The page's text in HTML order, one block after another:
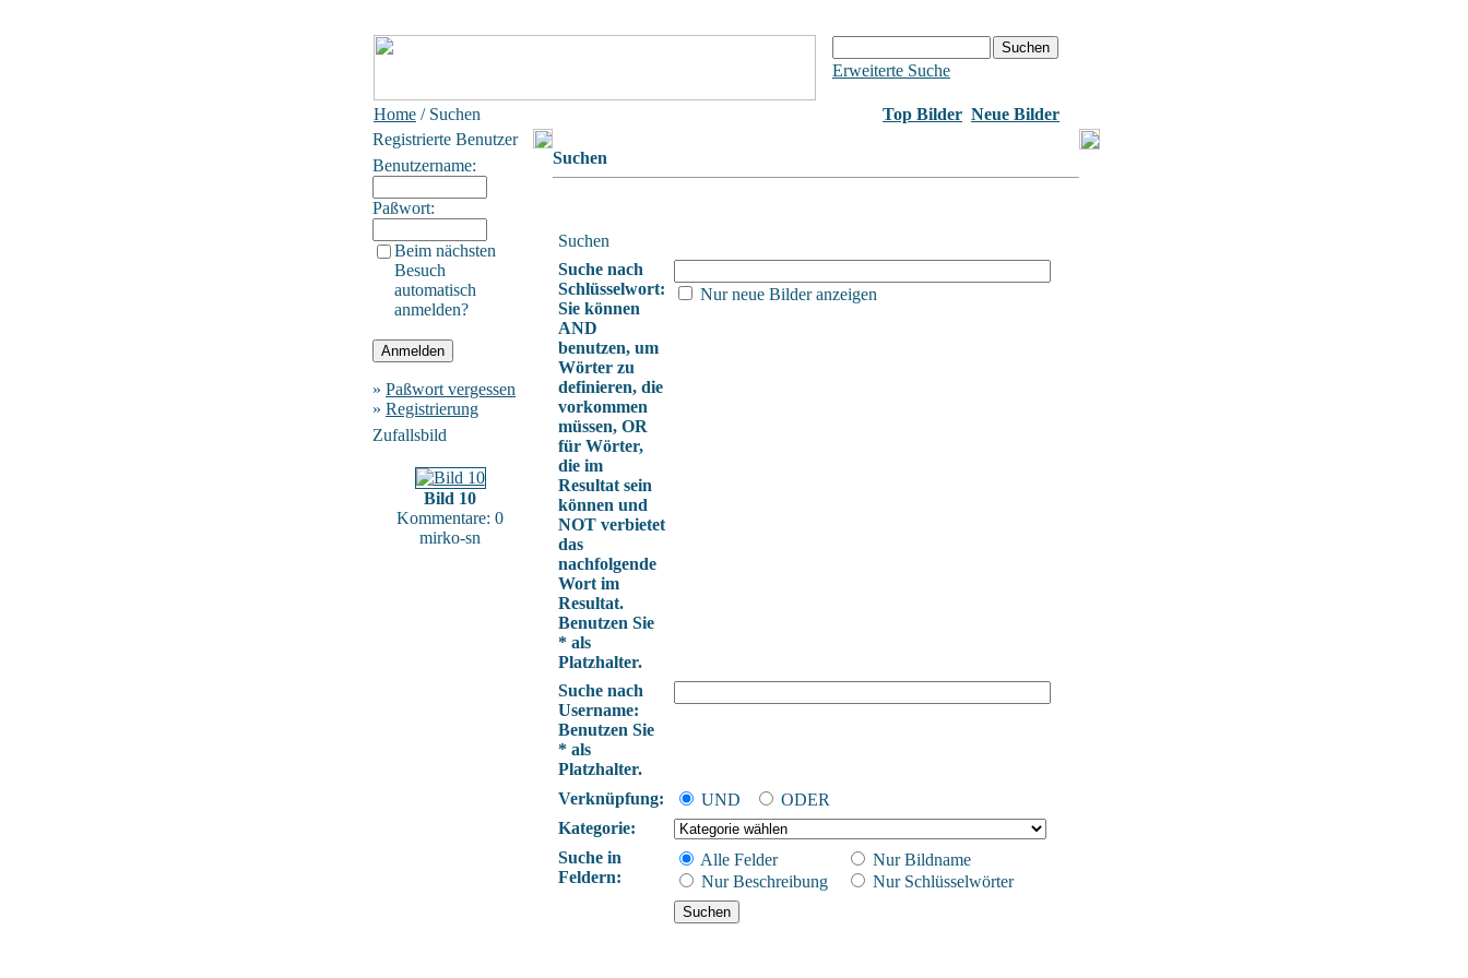
Erweiterte Suche
Home / Suchen Top Bilder Neue Bilder
Registrierte Benutzer
Benutzername:
Paßwort:
Beim nächsten
Besuch
automatisch
anmelden?
» Paßwort vergessen
» Registrierung
Zufallsbild
Bild 10
Kommentare: 0
mirko-sn
Suchen
Suchen
Suche nach
Schlüsselwort:
Sie können
AND
benutzen, um
Wörter zu
definieren, die
vorkommen
müssen, OR
für Wörter,
die im
Resultat sein
können und
NOT verbietet
das
nachfolgende
Wort im
Resultat.
Benutzen Sie
* als
Platzhalter.
Nur neue Bilder anzeigen
Suche nach
Username:
Benutzen Sie
* als
Platzhalter.
Verknüpfung:
UND
ODER
Kategorie:
Suche in
Feldern:
Alle Felder
Nur Bildname
Nur Beschreibung
Nur Schlüsselwörter